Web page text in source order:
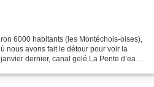
6000 habitants (les Montéchois-oises),
nous avons fait le détour pour voir la
dernier, canal gelé La Pente d’eau